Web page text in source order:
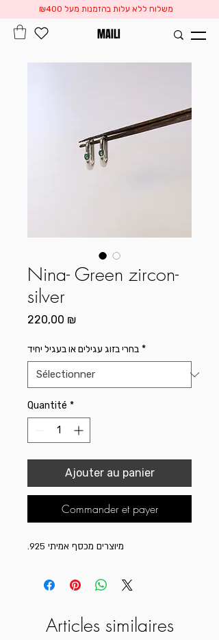
משלוח ללא עלות בהזמנות מעל ₪400
MAILI
Nina- Green zircon-
silver
220,00 ₪Prix
בחרי בזוג עגילים או בעגיל יחיד *
Quantité *
Ajouter au panier
Commander et payer
מיוצרים מכסף אמיתי 925.
Articles similaires